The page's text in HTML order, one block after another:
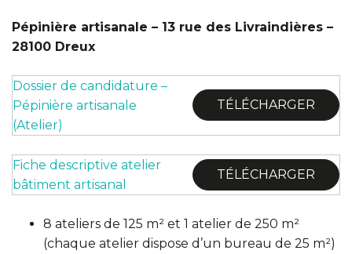
Pépinière artisanale – 13 rue des Livraindières –
28100 Dreux
Dossier de candidature –
Pépinière artisanale
(Atelier)
TÉLÉCHARGER
Fiche descriptive atelier
bâtiment artisanal
TÉLÉCHARGER
8 ateliers de 125 m² et 1 atelier de 250 m²
(chaque atelier dispose d’un bureau de 25 m²)